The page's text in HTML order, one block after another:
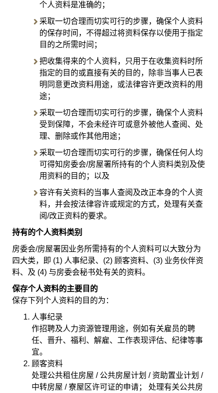
个人资料是准确的；
采取一切合理而切实可行的步骤，确保个人资料
的保存时间，不得超过将资料保存以使用于指定
目的之所需时间；
把收集得来的个人资料，只用于在收集资料时所
指定的目的或直接有关的目的，除非当事人已表
明同意更改资料用途，或法律容许更改资料的用
途；
采取一切合理而切实可行的步骤，确保个人资料
受到保障，不会未经许可或意外被他人查阅、处
理、删除或作其他用途；
采取一切合理而切实可行的步骤，确保任何人均
可得知房委会/房屋署所持有的个人资料类别及使
用资料的目的；以及
容许有关资料的当事人查阅及改正本身的个人资
料，并会按法律容许或规定的方式，处理有关查
阅/改正资料的要求。
持有的个人资料类别
房委会/房屋署因业务所需持有的个人资料可以大致分为
四大类，即 (1) 人事纪录、(2) 顾客资料、(3) 业务伙伴资
料、及 (4) 与房委会秘书处有关的资料。
保存个人资料的主要目的
保存下列个人资料的目的为：
人事纪录
作招聘及人力资源管理用途，例如有关雇员的聘
任、晋升、福利、解雇、工作表现评估、纪律等事
宜。
顾客资料
处理公共租住房屋 / 公共房屋计划 / 资助置业计划 /
中转房屋 / 寮屋区许可证的申请； 处理有关公共房